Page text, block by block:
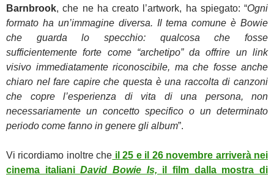
Barnbrook, che ne ha creato l’artwork, ha spiegato: “Ogni
formato ha un’immagine diversa. Il tema comune è Bowie
che guarda lo specchio: qualcosa che fosse
sufficientemente forte come “archetipo” da offrire un link
visivo immediatamente riconoscibile, ma che fosse anche
chiaro nel fare capire che questa è una raccolta di canzoni
che copre l’esperienza di vita di una persona, non
necessariamente un concetto specifico o un determinato
periodo come fanno in genere gli album”.
Vi ricordiamo inoltre che il 25 e il 26 novembre arriverà nei
cinema italianiDavid Bowie Is, il film dalla mostra di